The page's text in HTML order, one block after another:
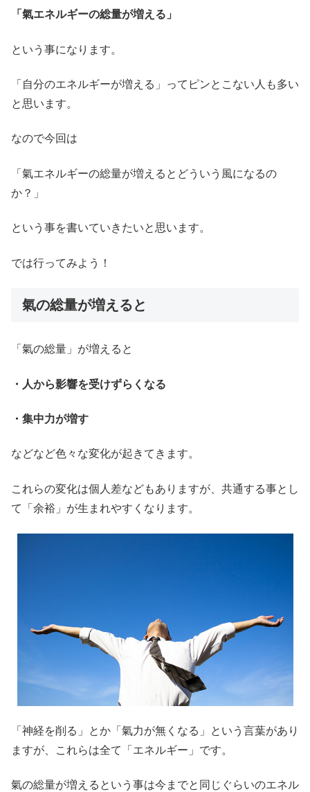
「氣エネルギーの総量が増える」
という事になります。
「自分のエネルギーが増える」ってピンとこない人も多い
と思います。
なので今回は
「氣エネルギーの総量が増えるとどういう風になるの
か？」
という事を書いていきたいと思います。
では行ってみよう！
氣の総量が増えると
「氣の総量」が増えると
・人から影響を受けずらくなる
・集中力が増す
などなど色々な変化が起きてきます。
これらの変化は個人差などもありますが、共通する事とし
て「余裕」が生まれやすくなります。
「神経を削る」とか「氣力が無くなる」という言葉があり
ますが、これらは全て「エネルギー」です。
氣の総量が増えるという事は今までと同じぐらいのエネル